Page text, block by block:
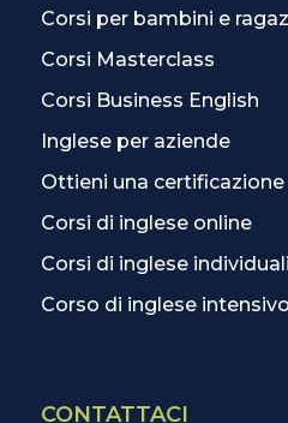
Corsi per bambini e
Corsi Masterclass
Corsi Business English
Inglese per aziende
Ottieni una certificazione
Corsi di inglese online
Corsi di inglese individuali
Corso di inglese intensivo
CONTATTACI